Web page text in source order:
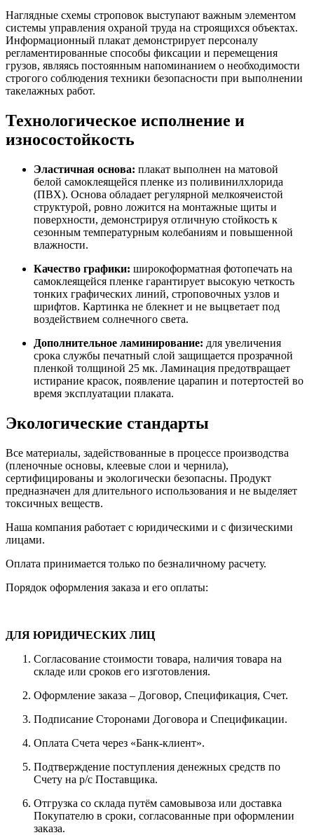
Наглядные схемы строповок выступают важным элементом
системы управления охраной труда на строящихся объектах.
Информационный плакат демонстрирует персоналу
регламентированные способы фиксации и перемещения
грузов, являясь постоянным напоминанием о необходимости
строгого соблюдения техники безопасности при выполнении
такелажных работ.
Технологическое исполнение и
износостойкость
Эластичная основа: плакат выполнен на матовой
белой самоклеящейся пленке из поливинилхлорида
(ПВХ). Основа обладает регулярной мелкоячеистой
структурой, ровно ложится на монтажные щиты и
поверхности, демонстрируя отличную стойкость к
сезонным температурным колебаниям и повышенной
влажности.
Качество графики: широкоформатная фотопечать на
самоклеящейся пленке гарантирует высокую четкость
тонких графических линий, строповочных узлов и
шрифтов. Картинка не блекнет и не выцветает под
воздействием солнечного света.
Дополнительное ламинирование: для увеличения
срока службы печатный слой защищается прозрачной
пленкой толщиной 25 мк. Ламинация предотвращает
истирание красок, появление царапин и потертостей во
время эксплуатации плаката.
Экологические стандарты
Все материалы, задействованные в процессе производства
(пленочные основы, клеевые слои и чернила),
сертифицированы и экологически безопасны. Продукт
предназначен для длительного использования и не выделяет
токсичных веществ.
Наша компания работает с юридическими и с физическими
лицами.
Оплата принимается только по безналичному расчету.
Порядок оформления заказа и его оплаты:
ДЛЯ ЮРИДИЧЕСКИХ ЛИЦ
Согласование стоимости товара, наличия товара на
складе или сроков его изготовления.
Оформление заказа – Договор, Спецификация, Счет.
Подписание Сторонами Договора и Спецификации.
Оплата Счета через «Банк-клиент».
Подтверждение поступления денежных средств по
Счету на р/с Поставщика.
Отгрузка со склада путём самовывоза или доставка
Покупателю в сроки, согласованные при оформлении
заказа.